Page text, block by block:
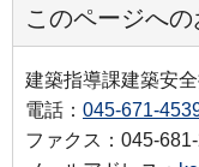
このページへ
建築指導課建築安
電話： 045-671-
ファクス：045-